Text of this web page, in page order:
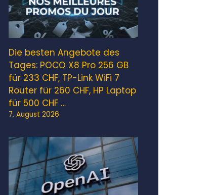
Die besten Angebote des
Tages: POCO X8 Pro 256 GB
für 233 CHF, TP-Link WiFi 7
Router für 260 CHF, HP Laptop
für 500 CHF …
7. August 2026